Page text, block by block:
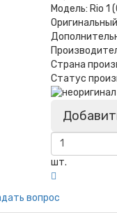
Модель: Rio 1
Страна
Статус
шт.
вопрос